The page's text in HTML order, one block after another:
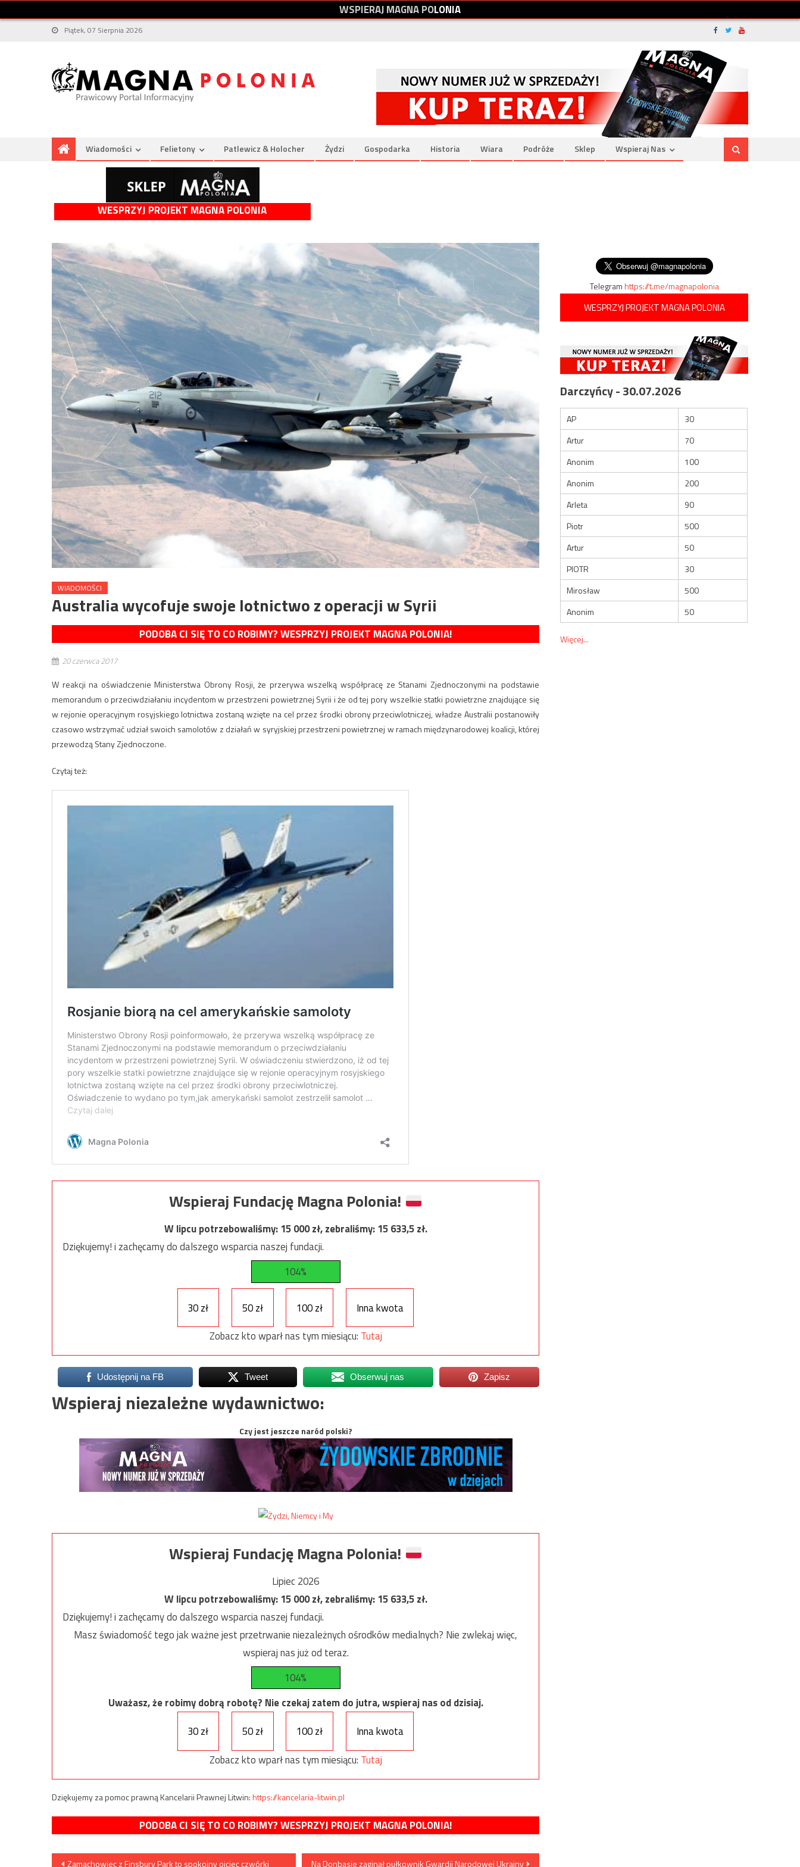
WSPIERAJMAGNAPOLONIA
Piątek, 07 Sierpnia 2026
Wiadomości Felietony Patlewicz & Holocher Żydzi Gospodarka Historia Wiara Podróże Sklep Wspieraj Nas
WESPRZYJ PROJEKT MAGNA POLONIA
WIADOMOŚCI
Australia wycofuje swoje lotnictwo z operacji w Syrii
PODOBA CI SIĘ TO CO ROBIMY? WESPRZYJ PROJEKT MAGNA POLONIA!
20 czerwca 2017
W reakcji na oświadczenie Ministerstwa Obrony Rosji, że przerywa wszelką współpracę ze Stanami Zjednoczonymi na podstawie
memorandum o przeciwdziałaniu incydentom w przestrzeni powietrznej Syrii i że od tej pory wszelkie statki powietrzne znajdujące się
w rejonie operacyjnym rosyjskiego lotnictwa zostaną wzięte na cel przez środki obrony przeciwlotniczej, władze Australii postanowiły
czasowo wstrzymać udział swoich samolotów z działań w syryjskiej przestrzeni powietrznej w ramach międzynarodowej koalicji, której
przewodzą Stany Zjednoczone.
Czytaj też:
Wspieraj Fundację Magna Polonia!
W lipcu potrzebowaliśmy:15 000zł, zebraliśmy:15 633,5zł.
Dziękujemy! i zachęcamy do dalszego wsparcia naszej fundacji.
104%
30 zł 50 zł 100 zł
Inna kwota
Zobacz kto wparł nas tym miesiącu: Tutaj
Udostępnij na FB Tweet Obserwuj nas Zapisz
Wspieraj niezależne wydawnictwo:
Czy jest jeszcze naród polski?
Wspieraj Fundację Magna Polonia!
Lipiec 2026
W lipcu potrzebowaliśmy:15 000zł, zebraliśmy:15 633,5zł.
Dziękujemy! i zachęcamy do dalszego wsparcia naszej fundacji.
Masz świadomość tego jak ważne jest przetrwanie niezależnych ośrodków medialnych? Nie zwlekaj więc,
wspieraj nas już od teraz.
104%
Uważasz, że robimy dobrą robotę? Nie czekaj zatem do jutra, wspieraj nas od dzisiaj.
30 zł
50 zł 100 zł
Inna kwota
Zobacz kto wparł nas tym miesiącu: Tutaj
Dziękujemy za pomoc prawną Kancelarii Prawnej Litwin:https://kancelaria-litwin.pl
PODOBA CI SIĘ TO CO ROBIMY? WESPRZYJ PROJEKT MAGNA POLONIA!
Zamachowiec z Finsbury Park to spokojny ojciec czwórki Na Donbasie zaginął pułkownik Gwardii Narodowej Ukrainy
Telegramhttps://t.me/magnapolonia
WESPRZYJ PROJEKT MAGNA POLONIA
Darczyńcy - 30.07.2026
AP
30
Artur
70
Anonim
100
Anonim
200
Arleta
90
Piotr
500
Artur
50
PIOTR
30
Mirosław
500
Anonim
50
Więcej...